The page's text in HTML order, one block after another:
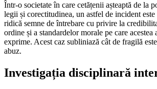
Într-o societate în care cetățenii așteaptă de la
legii și corectitudinea, un astfel de incident
ridică semne de întrebare cu privire la
ordine și a standardelor morale pe care acestea
exprime. Acest caz subliniază cât de fragilă
abuz.
Investigația disciplinară